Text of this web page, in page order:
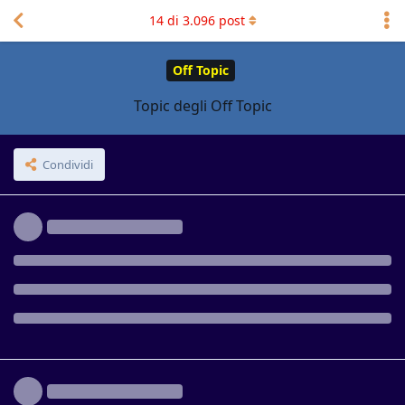
14di 3.096post
[cancellato]
Molto interessante ed istruttivo. Grazie
[cancellato]
Genoasi mi son rifatto al Topic degli Off Topic che c’era
nell’altro sito… Sempre meglio che aprire decine di Thread
che si esauriscono e finiscono nel dimenticatoio in uno o due
giorni, almeno per me. Già con la nazionale e la tragedia del
ponte Morandi siamo andati fuori tema in altre discussioni…
abortirla sul nascere
Rispondi
mashiroha risposto a questo messaggio
mashiroha messo mi piace.